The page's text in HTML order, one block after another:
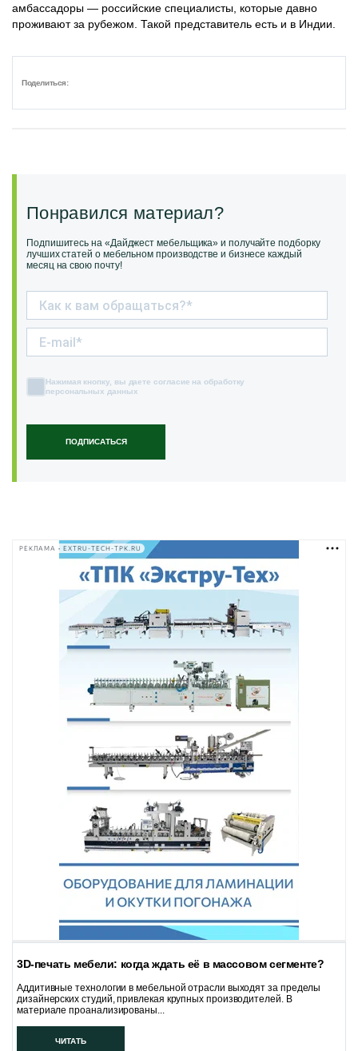
амбассадоры — российские специалисты, которые давно
проживают за рубежом. Такой представитель есть и в Индии.
Поделиться:
Понравился материал?
Подпишитесь на «Дайджест мебельщика» и получайте подборку
лучших статей о мебельном производстве и бизнесе каждый
месяц на свою почту!
ПОДПИСАТЬСЯ
Нажимая кнопку, вы даете согласие на обработку
персональных данных
РЕКЛАМА • EXTRU-TECH-TPK.RU
3D-печать мебели: когда ждать её в массовом сегменте?
Аддитивные технологии в мебельной отрасли выходят за пределы
дизайнерских студий, привлекая крупных производителей. В
материале проанализированы...
ЧИТАТЬ